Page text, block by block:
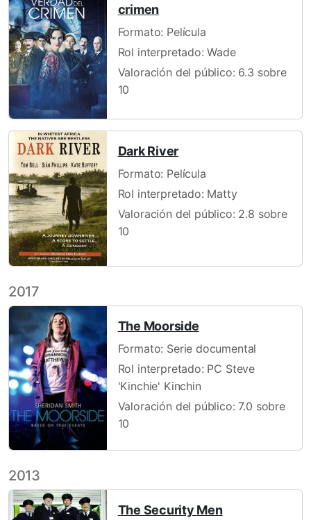
crimen
Formato: Película
Rol interpretado: Wade
Valoración del público: 6.3 sobre
10
Dark River
Formato: Película
Rol interpretado: Matty
Valoración del público: 2.8 sobre
10
2017
The Moorside
Formato: Serie documental
Rol interpretado: PC Steve
'Kinchie' Kinchin
Valoración del público: 7.0 sobre
10
2013
The Security Men